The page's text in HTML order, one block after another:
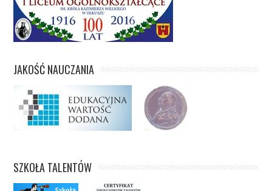
JAKOŚĆ NAUCZANIA
SZKOŁA TALENTÓW